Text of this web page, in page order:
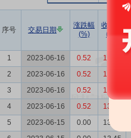
序号 交易日期
涨跌幅
(%)
收盘价
(元)
1 2023-06-16 0.52 13.52
2
2023-06-16 0.52 13.52
3
2023-06-16 0.52 13.52
4
2023-06-16 0.52 13.52
5
2023-06-15 0.00 13.45